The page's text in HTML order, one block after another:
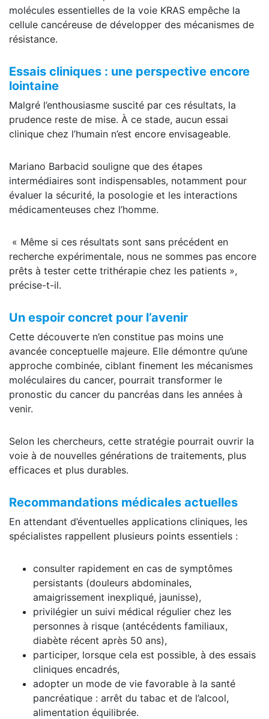
molécules essentielles de la voie KRAS empêche la
cellule cancéreuse de développer des mécanismes de
résistance.
Essais cliniques : une perspective encore
lointaine
Malgré l’enthousiasme suscité par ces résultats, la
prudence reste de mise. À ce stade, aucun essai
clinique chez l’humain n’est encore envisageable.
Mariano Barbacid souligne que des étapes
intermédiaires sont indispensables, notamment pour
évaluer la sécurité, la posologie et les interactions
médicamenteuses chez l’homme.
« Même si ces résultats sont sans précédent en
recherche expérimentale, nous ne sommes pas encore
prêts à tester cette trithérapie chez les patients »,
précise-t-il.
Un espoir concret pour l’avenir
Cette découverte n’en constitue pas moins une
avancée conceptuelle majeure. Elle démontre qu’une
approche combinée, ciblant finement les mécanismes
moléculaires du cancer, pourrait transformer le
pronostic du cancer du pancréas dans les années à
venir.
Selon les chercheurs, cette stratégie pourrait ouvrir la
voie à de nouvelles générations de traitements, plus
efficaces et plus durables.
Recommandations médicales actuelles
En attendant d’éventuelles applications cliniques, les
spécialistes rappellent plusieurs points essentiels :
consulter rapidement en cas de symptômes
persistants (douleurs abdominales,
amaigrissement inexpliqué, jaunisse),
privilégier un suivi médical régulier chez les
personnes à risque (antécédents familiaux,
diabète récent après 50 ans),
participer, lorsque cela est possible, à des essais
cliniques encadrés,
adopter un mode de vie favorable à la santé
pancréatique : arrêt du tabac et de l’alcool,
alimentation équilibrée.